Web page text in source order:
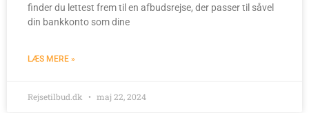
finder du lettest frem til en afbudsrejse, der passer til såvel
din bankkonto som dine
LÆS MERE »
Rejsetilbud.dk maj 22, 2024